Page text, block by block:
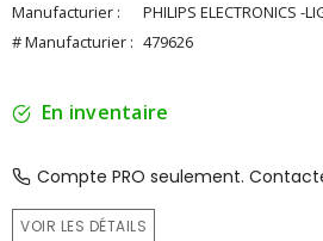
Manufacturier :
PHILIPS ELECTRONICS -
# Manufacturier : 479626
En inventaire
Compte PRO seulement.
VOIR LES DÉTAILS